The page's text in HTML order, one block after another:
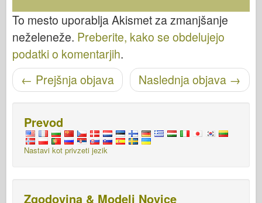
To mesto uporablja Akismet za zmanjšanje
neželeneže. Preberite, kako se obdelujejo
podatki o komentarjih.
Pošišci navigacijo Naslednja objava →
← Prejšnja objava
Prevod
Nastavi kot privzeti jezik
Zgodovina & Modeli Novice